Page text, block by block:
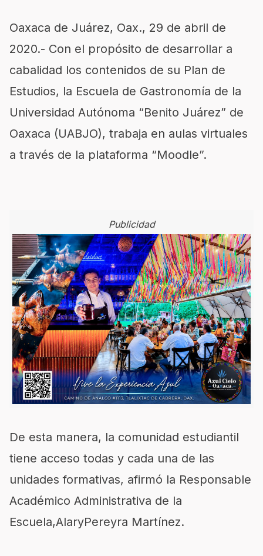
Oaxaca de Juárez, Oax., 29 de abril de
2020.- Con el propósito de desarrollar a
cabalidad los contenidos de su Plan de
Estudios, la Escuela de Gastronomía de la
Universidad Autónoma “Benito Juárez” de
Oaxaca (UABJO), trabaja en aulas virtuales
a través de la plataforma “Moodle”.
Publicidad
De esta manera, la comunidad estudiantil
tiene acceso todas y cada una de las
unidades formativas, afirmó la Responsable
Académico Administrativa de la
Escuela,AlaryPereyra Martínez.